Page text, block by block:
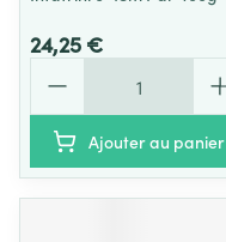
24,25 €
Ajouter au panier